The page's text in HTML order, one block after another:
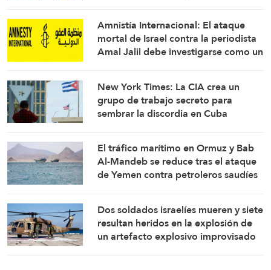
Amnistía Internacional: El ataque
mortal de Israel contra la periodista
Amal Jalil debe investigarse como un
New York Times: La CIA crea un
grupo de trabajo secreto para
sembrar la discordia en Cuba
El tráfico marítimo en Ormuz y Bab
Al-Mandeb se reduce tras el ataque
de Yemen contra petroleros saudíes
Dos soldados israelíes mueren y siete
resultan heridos en la explosión de
un artefacto explosivo improvisado